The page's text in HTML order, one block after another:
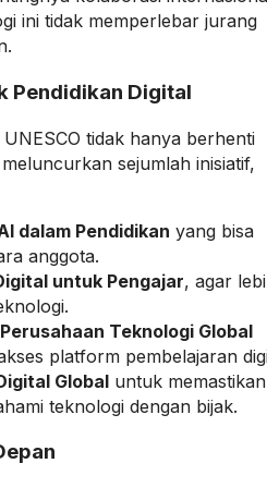
ini tidak memperlebar jurang
Pendidikan Digital
tidak hanya berhenti
sejumlah inisiatif,
dalam Pendidikan yang bisa
anggota.
untuk Pengajar, agar
Teknologi Global
platform pembelajaran
Global untuk memastikan
teknologi dengan bijak.